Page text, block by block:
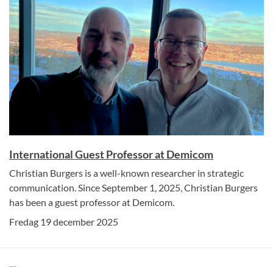
International Guest Professor at Demicom
Christian Burgers is a well-known researcher in strategic
communication. Since September 1, 2025, Christian Burgers
has been a guest professor at Demicom.
Fredag 19 december 2025